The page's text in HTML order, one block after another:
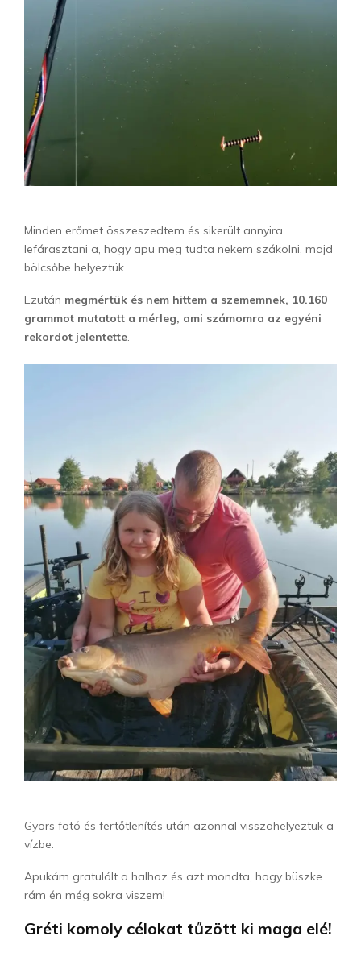
Minden erőmet összeszedtem és sikerült annyira
lefárasztani a, hogy apu meg tudta nekem szákolni, majd
bölcsőbe helyeztük.
Ezután megmértük és nem hittem a szememnek, 10.160
grammot mutatott a mérleg, ami számomra az egyéni
rekordot jelentette.
Gyors fotó és fertőtlenítés után azonnal visszahelyeztük a
vízbe.
Apukám gratulált a halhoz és azt mondta, hogy büszke
rám én még sokra viszem!
Gréti komoly célokat tűzött ki maga elé!